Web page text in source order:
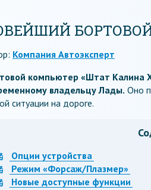
Компания Автоэксперт
компьютер «Штат Калина
владельцу Лады. Оно
ситуации на дороге.
Опции устройства
Режим «Форсаж/Плазмер»
Новые доступные функции